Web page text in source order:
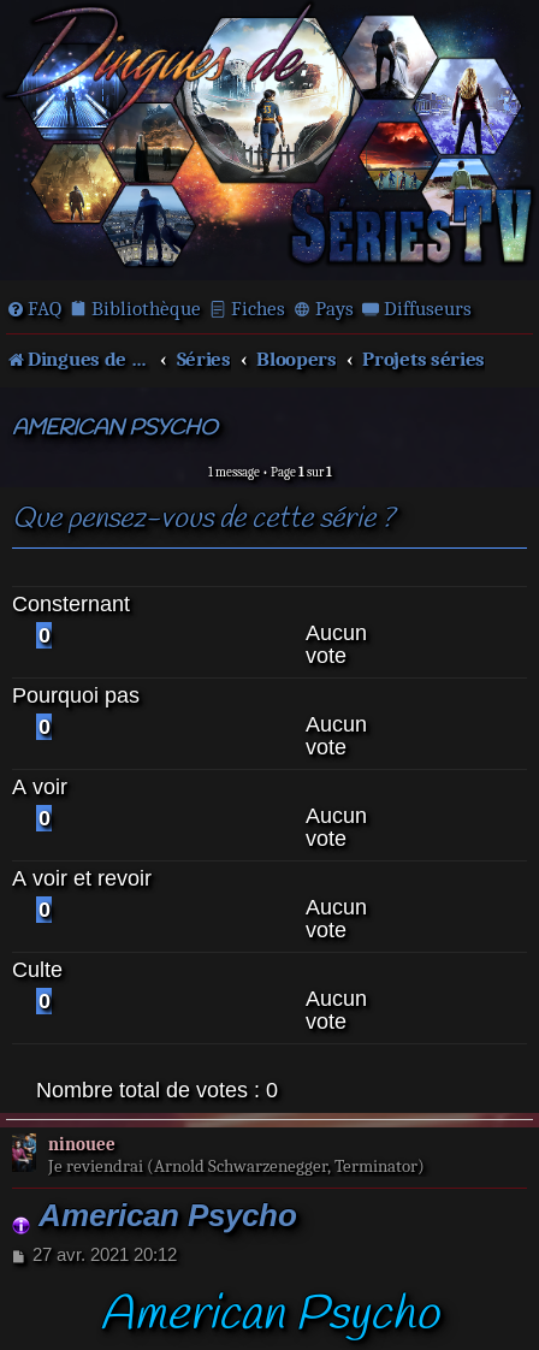
FAQ Bibliothèque Fiches Pays Diffuseurs
Dingues de séries télé ! Séries Bloopers Projets séries
AMERICAN PSYCHO
1 message • Page1sur1
Que pensez-vous de cette série ?
Consternant
0
Aucun
vote
Pourquoi pas
0
Aucun
vote
A voir
0
Aucun
vote
A voir et revoir
0
Aucun
vote
Culte
0
Aucun
vote
Nombre total de votes : 0
ninouee
Je reviendrai (Arnold Schwarzenegger, Terminator)
American Psycho
M
27 avr. 2021 20:12
American Psycho